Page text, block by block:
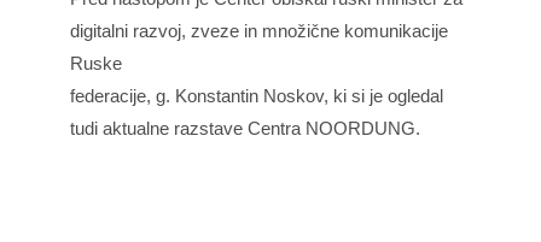
digitalni razvoj, zveze in množične komunikacije
Ruske
federacije, g. Konstantin Noskov, ki si je ogledal
tudi aktualne razstave Centra NOORDUNG.